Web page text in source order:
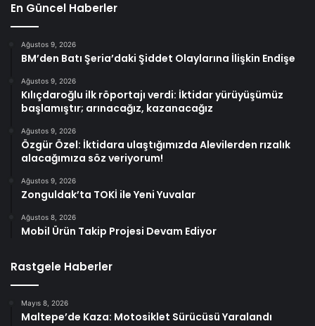
En Güncel Haberler
Ağustos 9, 2026
BM’den Batı Şeria’daki Şiddet Olaylarına İlişkin Endişe
Ağustos 9, 2026
Kılıçdaroğlu ilk röportajı verdi: İktidar yürüyüşümüz
başlamıştır; arınacağız, kazanacağız
Ağustos 9, 2026
Özgür Özel: İktidara ulaştığımızda Alevilerden rızalık
alacağımıza söz veriyorum!
Ağustos 9, 2026
Zonguldak’ta TOKİ ile Yeni Yuvalar
Ağustos 8, 2026
Mobil Ürün Takip Projesi Devam Ediyor
Rastgele Haberler
Mayıs 8, 2026
Maltepe’de Kaza: Motosiklet Sürücüsü Yaralandı